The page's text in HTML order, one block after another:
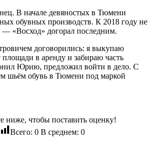
В начале девяностых в Тюмени
обувных производств. К 2018 году не
— «Восход» догорал последним.
договорились: я выкупаю
площади в аренду и забираю часть
Юрию, предложил войти в дело. С
шьём обувь в Тюмени под маркой
ниже, чтобы поставить оценку!
Всего: 0В среднем: 0